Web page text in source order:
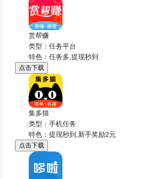
赏帮赚
类型：任务平台
特色：任务多,提现秒到
点击下载
集多猫
类型：手机任务
特色：提现秒到,新手奖励2元
点击下载